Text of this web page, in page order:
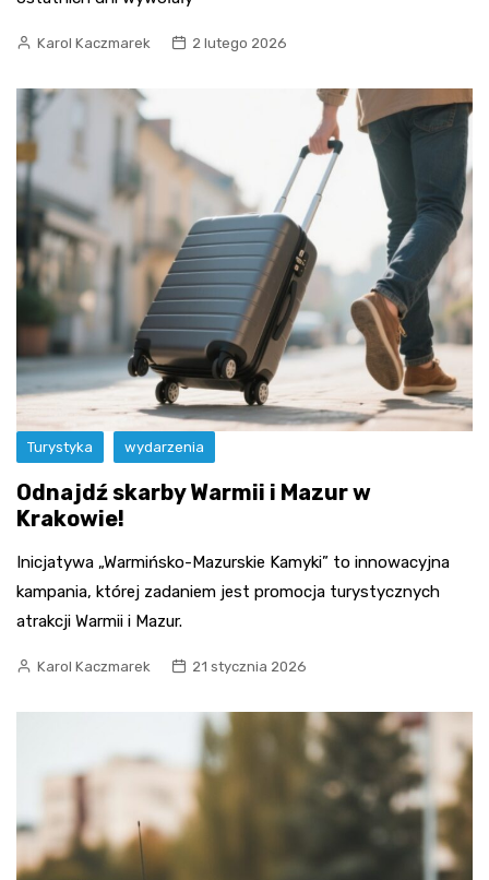
Karol Kaczmarek 2 lutego 2026
Turystyka wydarzenia
Odnajdź skarby Warmii i Mazur w
Krakowie!
Inicjatywa „Warmińsko-Mazurskie Kamyki” to innowacyjna
kampania, której zadaniem jest promocja turystycznych
atrakcji Warmii i Mazur.
Karol Kaczmarek 21 stycznia 2026